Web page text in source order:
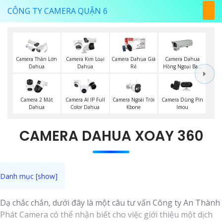
CÔNG TY CAMERA QUẬN 6
Camera Thân Lớn
Dahua
Camera Kim Loại
Dahua
Camera Dahua Giá
Rẻ
Camera Dahua
Hồng Ngoại Ban
Camera 2 Mắt
Dahua
Camera AI IP Full
Color Dahua
Camera Ngoài Trời
Kbone
Camera Dùng Pin
Imou
CAMERA DAHUA XOAY 360
Dạ chắc chắn, dưới đây là một câu tư vấn Công ty An Thành
Phát Camera có thể nhận biết cho việc giới thiệu một dịch